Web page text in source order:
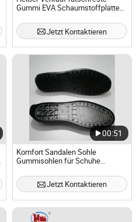
Gummi EVA Schaumstoffplatte
Flop-Sohlen
Jetzt Kontaktieren
00:51
Komfort Sandalen Sohle
Gummisohlen für Schuhe
Jetzt Kontaktieren